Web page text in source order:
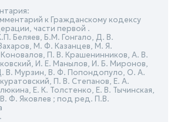
к Гражданскому кодексу
части первой .
Беляев, Б.М. Гонгало, Д. В.
М. Ф. Казанцев, М. Я.
П. В. Крашенинников, А. В.
И. Е. Манылов, И. Б. Миронов,
В. Мурзин, В. Ф. Попондопуло, О. А.
П. В. Степанов, Е. А.
Е. К. Толстенко, Е. В. Тычинская,
Ф. Яковлев ; под ред. П.В.